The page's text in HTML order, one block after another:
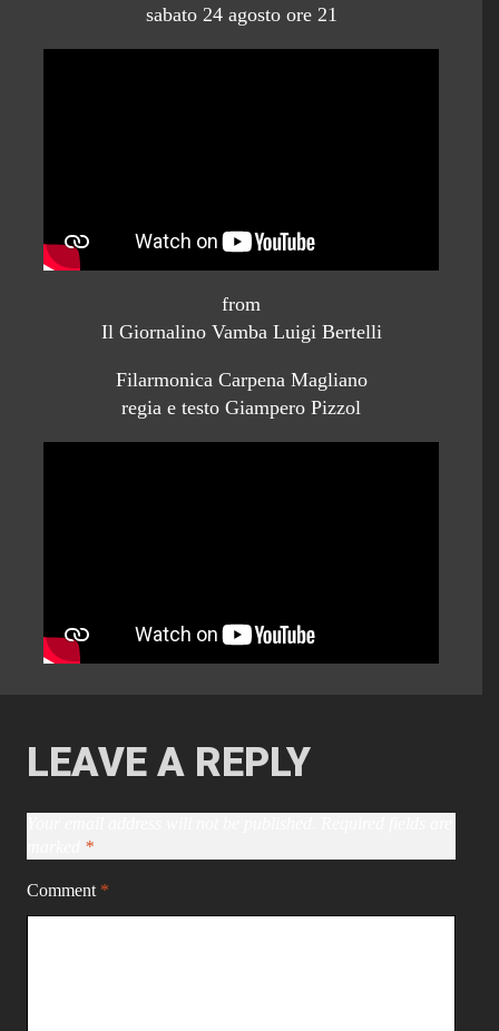
sabato 24 agosto ore 21
from
Il Giornalino Vamba Luigi Bertelli
Filarmonica Carpena Magliano
regia e testo Giampero Pizzol
LEAVE A REPLY
*
Comment *